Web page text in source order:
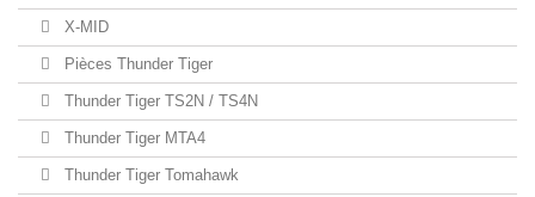
X-MID
Pièces Thunder Tiger
Thunder Tiger TS2N / TS4N
Thunder Tiger MTA4
Thunder Tiger Tomahawk